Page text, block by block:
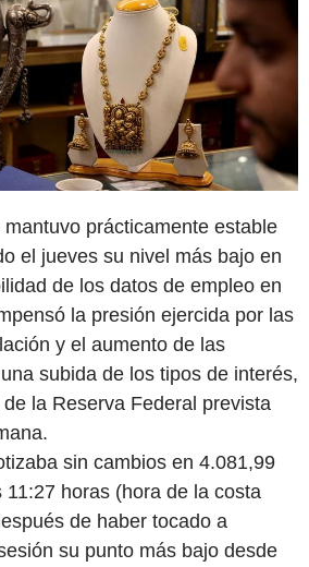
prácticamente estable
el jueves su nivel más bajo en
de los datos de empleo en
la presión ejercida por las
y el aumento de las
subida de los tipos de interés,
la Reserva Federal prevista
sin cambios en 4.081,99
horas (hora de la costa
de haber tocado a
su punto más bajo desde